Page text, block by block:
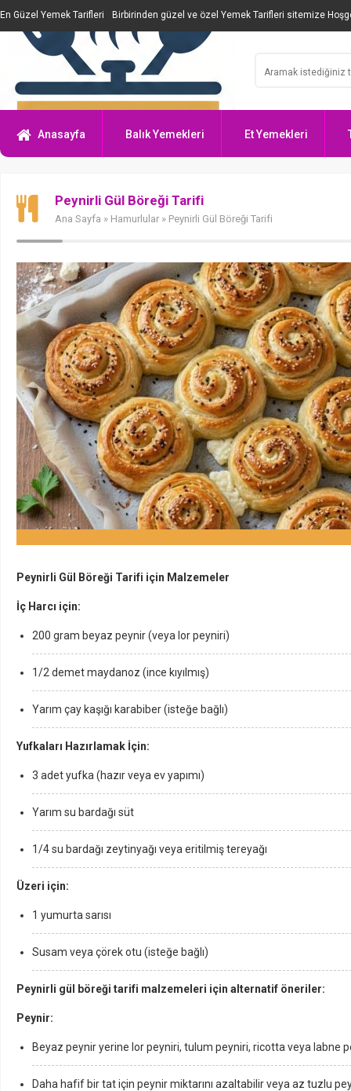
En Güzel Yemek Tarifleri Birbirinden güzel ve özel Yemek Tarifleri sitemize
Anasayfa Balık Yemekleri Et Yemekleri
Peynirli Gül Böreği Tarifi
Ana Sayfa » Hamurlular » Peynirli Gül Böreği Tarifi
Peynirli Gül Böreği Tarifi için Malzemeler
İç Harcı için:
200 gram beyaz peynir (veya lor peyniri)
1/2 demet maydanoz (ince kıyılmış)
Yarım çay kaşığı karabiber (isteğe bağlı)
Yufkaları Hazırlamak İçin:
3 adet yufka (hazır veya ev yapımı)
Yarım su bardağı süt
1/4 su bardağı zeytinyağı veya eritilmiş tereyağı
Üzeri için:
1 yumurta sarısı
Susam veya çörek otu (isteğe bağlı)
Peynirli gül böreği tarifi malzemeleri için alternatif öneriler:
Peynir:
Beyaz peynir yerine lor peyniri, tulum peyniri, ricotta veya labne
Daha hafif bir tat için peynir miktarını azaltabilir veya az tuzlu